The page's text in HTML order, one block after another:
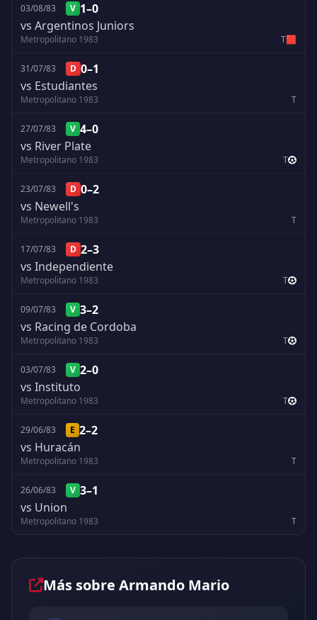
03/08/83 V 1–0
vs Argentinos Juniors
Metropolitano 1983 T🟥
31/07/83 D 0–1
vs Estudiantes
Metropolitano 1983 T
27/07/83 V 4–0
vs River Plate
Metropolitano 1983 T
23/07/83 D 0–2
vs Newell's
Metropolitano 1983 T
17/07/83 D 2–3
vs Independiente
Metropolitano 1983 T
09/07/83 V 3–2
vs Racing de Cordoba
Metropolitano 1983 T
03/07/83 V 2–0
vs Instituto
Metropolitano 1983 T
29/06/83 E 2–2
vs Huracán
Metropolitano 1983 T
26/06/83 V 3–1
vs Union
Metropolitano 1983 T
Más sobre Armando Mario